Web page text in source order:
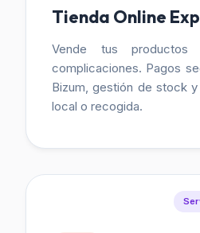
Tienda Online
Vende tus
complicaciones. Pagos
Bizum, gestión de stock
local o recogida.